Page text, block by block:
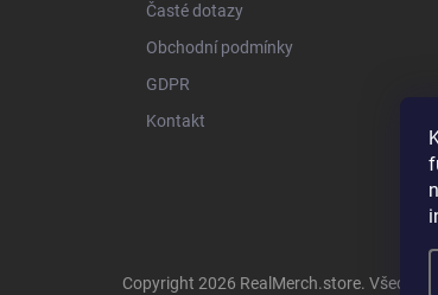
Časté dotazy
Obchodní podmínky
GDPR
Kontakt
Copyright 2026 RealMerch.store. Všechna